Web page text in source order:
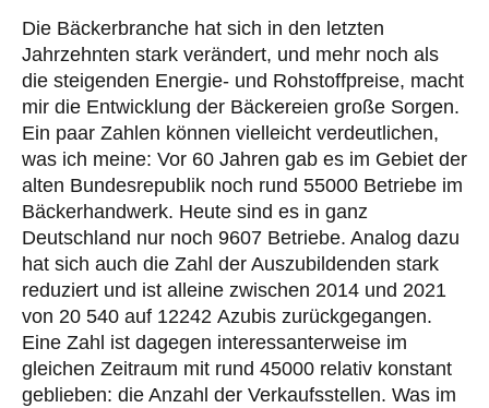
Die Bäckerbranche hat sich in den letzten
Jahrzehnten stark verändert, und mehr noch als
die steigenden Energie- und Rohstoffpreise, macht
mir die Entwicklung der Bäckereien große Sorgen.
Ein paar Zahlen können vielleicht verdeutlichen,
was ich meine: Vor 60 Jahren gab es im Gebiet der
alten Bundesrepublik noch rund 55000 Betriebe im
Bäckerhandwerk. Heute sind es in ganz
Deutschland nur noch 9607 Betriebe. Analog dazu
hat sich auch die Zahl der Auszubildenden stark
reduziert und ist alleine zwischen 2014 und 2021
von 20 540 auf 12242 Azubis zurückgegangen.
Eine Zahl ist dagegen interessanterweise im
gleichen Zeitraum mit rund 45000 relativ konstant
geblieben: die Anzahl der Verkaufsstellen. Was im